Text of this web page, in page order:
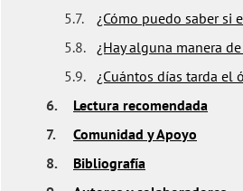
5.7.
¿Cómo puedo saber si
5.8. ¿Hay alguna manera
5.9. ¿Cuántos días tarda el
6.
Lectura recomendada
7.
Comunidad y Apoyo
8.
Bibliografía